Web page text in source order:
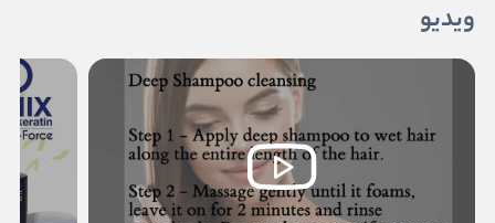
ویدیو